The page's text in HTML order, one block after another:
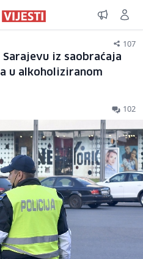
107
iz saobraćaja
u alkoholiziranom
102